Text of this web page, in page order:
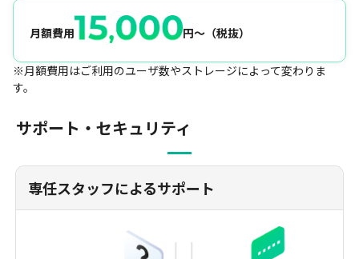
月額費用 円〜（税抜）
※月額費用はご利用のユーザ数やストレージによって変わりま
す。
サポート・セキュリティ​
専任スタッフによるサポート​